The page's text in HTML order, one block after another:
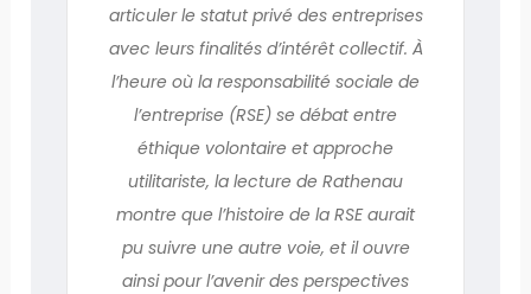
articuler le statut privé des entreprises
avec leurs finalités d’intérêt collectif. À
l’heure où la responsabilité sociale de
l’entreprise (RSE) se débat entre
éthique volontaire et approche
utilitariste, la lecture de Rathenau
montre que l’histoire de la RSE aurait
pu suivre une autre voie, et il ouvre
ainsi pour l’avenir des perspectives